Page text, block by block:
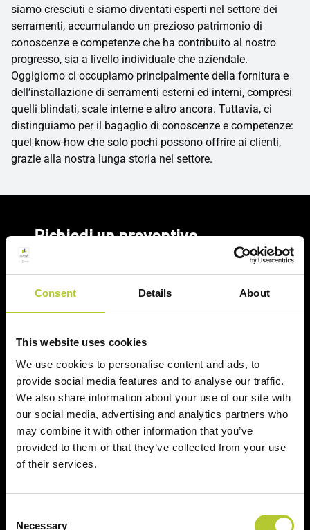
Consent Details About
This website uses cookies
We use cookies to personalise content and ads, to
provide social media features and to analyse our traffic.
We also share information about your use of our site with
our social media, advertising and analytics partners who
may combine it with other information that you’ve
provided to them or that they’ve collected from your use
of their services.
Necessary
siamo cresciuti e siamo diventati esperti nel settore dei
serramenti, accumulando un prezioso patrimonio di
conoscenze e competenze che ha contribuito al nostro
progresso, sia a livello individuale che aziendale.
Oggigiorno ci occupiamo principalmente della fornitura e
dell’installazione di serramenti esterni ed interni, compresi
quelli blindati, scale interne e altro ancora. Tuttavia, ci
distinguiamo per il bagaglio di conoscenze e competenze:
quel know-how che solo pochi possono offrire ai clienti,
grazie alla nostra lunga storia nel settore.
Richiedi un preventivo
Il tuo nome, cognome e l'indirizzo del tuo progetto
Cognome
CAP
Continua